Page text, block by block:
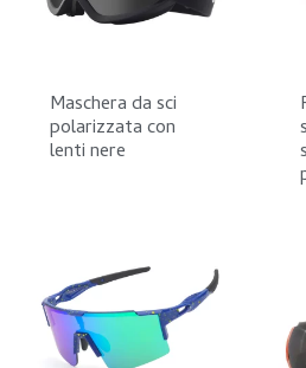
Maschera da sci
polarizzata con
lenti nere